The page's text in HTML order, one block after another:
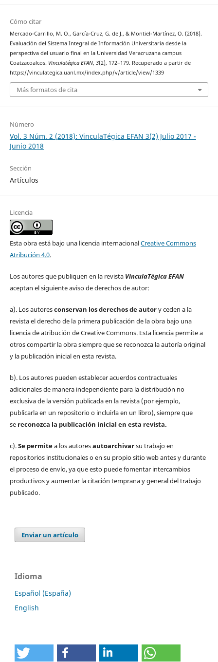
Cómo citar
Mercado-Carrillo, M. O., García-Cruz, G. de J., & Montiel-Martínez, O. (2018).
Evaluación del Sistema Integral de Información Universitaria desde la
perspectiva del usuario final en la Universidad Veracruzana campus
Coatzacoalcos. Vinculatégica EFAN, 3(2), 172–179. Recuperado a partir de
https://vinculategica.uanl.mx/index.php/v/article/view/1339
Más formatos de cita
Número
Vol. 3 Núm. 2 (2018): VinculaTégica EFAN 3(2) Julio 2017 -
Junio 2018
Sección
Artículos
Licencia
Esta obra está bajo una licencia internacionalCreative Commons
Atribución 4.0.
Los autores que publiquen en la revista VinculaTégica EFAN
aceptan el siguiente aviso de derechos de autor:
a). Los autoresconservan los derechos de autory ceden a la
revista el derecho de la primera publicación de la obra bajo una
licencia de atribución de Creative Commons. Esta licencia permite a
otros compartir la obra siempre que se reconozca la autoría original
y la publicación inicial en esta revista.
b). Los autores pueden establecer acuerdos contractuales
adicionales de manera independiente para la distribución no
exclusiva de la versión publicada en la revista (por ejemplo,
publicarla en un repositorio o incluirla en un libro), siempre que
sereconozca la publicación inicial en esta revista.
c).Se permitea los autoresautoarchivarsu trabajo en
repositorios institucionales o en su propio sitio web antes y durante
el proceso de envío, ya que esto puede fomentar intercambios
productivos y aumentar la citación temprana y general del trabajo
publicado.
Enviar un artículo
Idioma
Español (España)
English